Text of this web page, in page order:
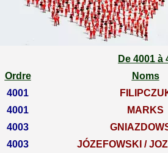
De 4001 à
Ordre
Noms
4001
4001
MARKS
4003
4003
JÓZEFOWSKI /